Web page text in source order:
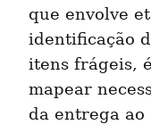
que envolve
identificação
itens frágeis,
mapear
da entrega ao